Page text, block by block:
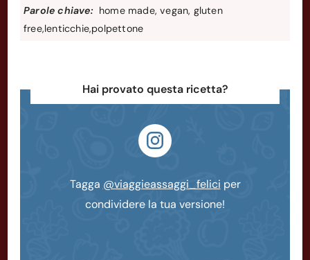
Parole chiave: home made, vegan, gluten
free,lenticchie,polpettone
Hai provato questa ricetta?
Tagga @viaggieassaggi_felici per
condividere la tua versione!